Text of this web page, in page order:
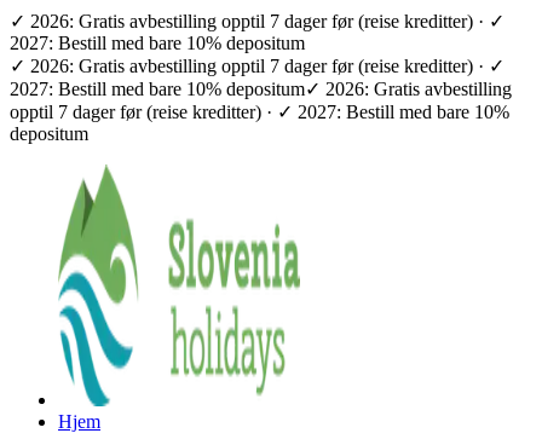
✓ 2026: Gratis avbestilling opptil 7 dager før (reise kreditter) · ✓
2027: Bestill med bare 10% depositum
✓ 2026: Gratis avbestilling opptil 7 dager før (reise kreditter) · ✓
2027: Bestill med bare 10% depositum✓ 2026: Gratis avbestilling
opptil 7 dager før (reise kreditter) · ✓ 2027: Bestill med bare 10%
depositum
Hjem